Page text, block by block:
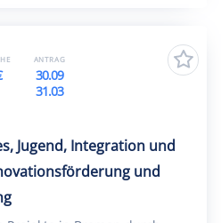
Jugend, Integration und
und
ANTRAG
30.09
31.03